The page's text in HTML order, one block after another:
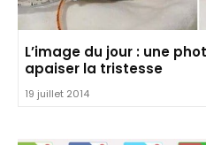
L’image du jour : une
apaiser la tristesse
19 juillet 2014